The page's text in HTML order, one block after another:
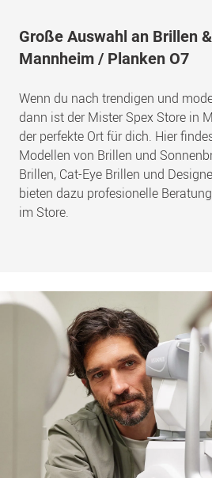
Große Auswahl an Brillen
Mannheim / Planken O7
Wenn du nach trendigen und
dann ist der Mister Spex Store in
der perfekte Ort für dich. Hier
Modellen von Brillen und
Brillen, Cat-Eye Brillen und
bieten dazu profesionelle
im Store.